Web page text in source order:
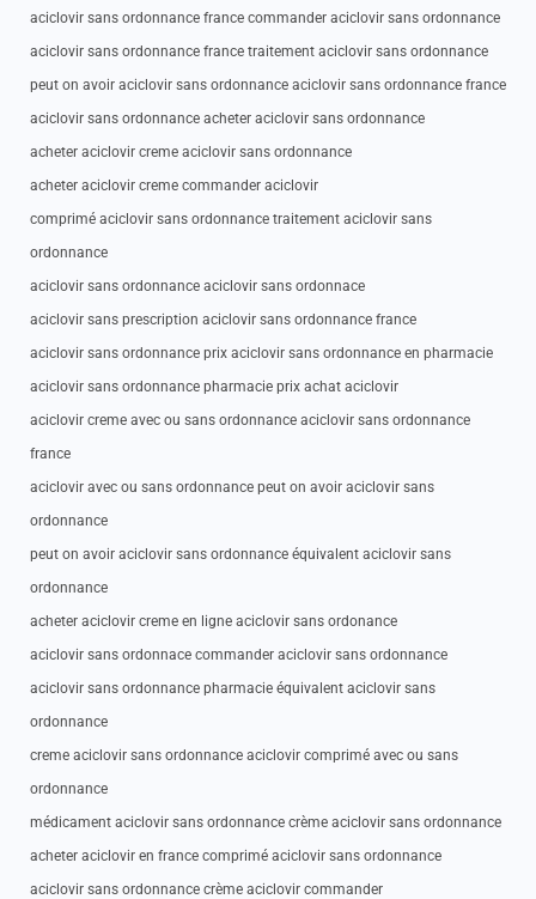
aciclovir sans ordonnance france commander aciclovir sans ordonnance
aciclovir sans ordonnance france traitement aciclovir sans ordonnance
peut on avoir aciclovir sans ordonnance aciclovir sans ordonnance france
aciclovir sans ordonnance acheter aciclovir sans ordonnance
acheter aciclovir creme aciclovir sans ordonnance
acheter aciclovir creme commander aciclovir
comprimé aciclovir sans ordonnance traitement aciclovir sans
ordonnance
aciclovir sans ordonnance aciclovir sans ordonnace
aciclovir sans prescription aciclovir sans ordonnance france
aciclovir sans ordonnance prix aciclovir sans ordonnance en pharmacie
aciclovir sans ordonnance pharmacie prix achat aciclovir
aciclovir creme avec ou sans ordonnance aciclovir sans ordonnance
france
aciclovir avec ou sans ordonnance peut on avoir aciclovir sans
ordonnance
peut on avoir aciclovir sans ordonnance équivalent aciclovir sans
ordonnance
acheter aciclovir creme en ligne aciclovir sans ordonance
aciclovir sans ordonnace commander aciclovir sans ordonnance
aciclovir sans ordonnance pharmacie équivalent aciclovir sans
ordonnance
creme aciclovir sans ordonnance aciclovir comprimé avec ou sans
ordonnance
médicament aciclovir sans ordonnance crème aciclovir sans ordonnance
acheter aciclovir en france comprimé aciclovir sans ordonnance
aciclovir sans ordonnance crème aciclovir commander